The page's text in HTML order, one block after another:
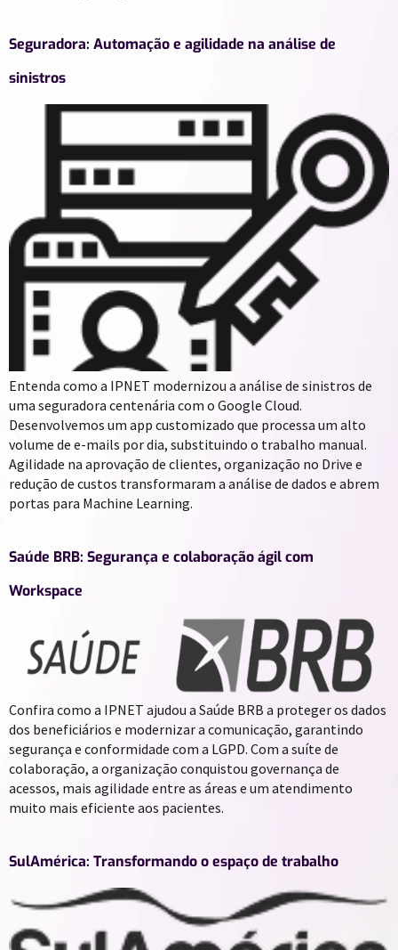
Seguradora: Automação e agilidade na análise de
sinistros
Entenda como a IPNET modernizou a análise de sinistros de
uma seguradora centenária com o Google Cloud.
Desenvolvemos um app customizado que processa um alto
volume de e-mails por dia, substituindo o trabalho manual.
Agilidade na aprovação de clientes, organização no Drive e
redução de custos transformaram a análise de dados e abrem
portas para Machine Learning.
Saúde BRB: Segurança e colaboração ágil com
Workspace
Confira como a IPNET ajudou a Saúde BRB a proteger os dados
dos beneficiários e modernizar a comunicação, garantindo
segurança e conformidade com a LGPD. Com a suíte de
colaboração, a organização conquistou governança de
acessos, mais agilidade entre as áreas e um atendimento
muito mais eficiente aos pacientes.
SulAmérica: Transformando o espaço de trabalho